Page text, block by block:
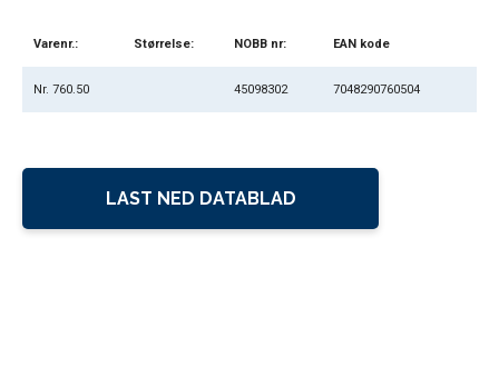
Varenr.: Størrelse: NOBB nr: EAN kode
Nr. 760.50 45098302 7048290760504
LAST NED DATABLAD